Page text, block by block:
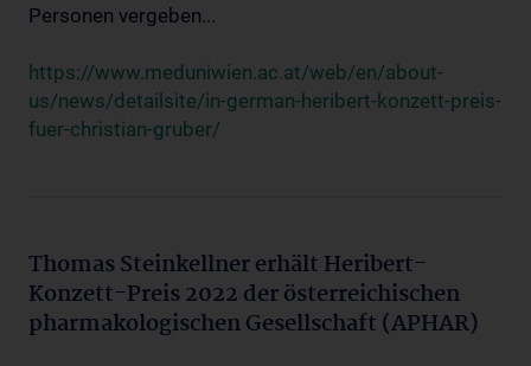
Personen vergeben...
https://www.meduniwien.ac.at/web/en/about-
us/news/detailsite/in-german-heribert-konzett-preis-
fuer-christian-gruber/
Thomas Steinkellner erhält Heribert-
Konzett-Preis 2022 der österreichischen
pharmakologischen Gesellschaft (APHAR)